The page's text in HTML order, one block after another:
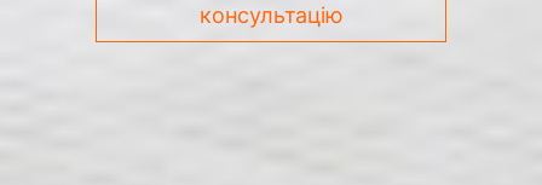
консультацію